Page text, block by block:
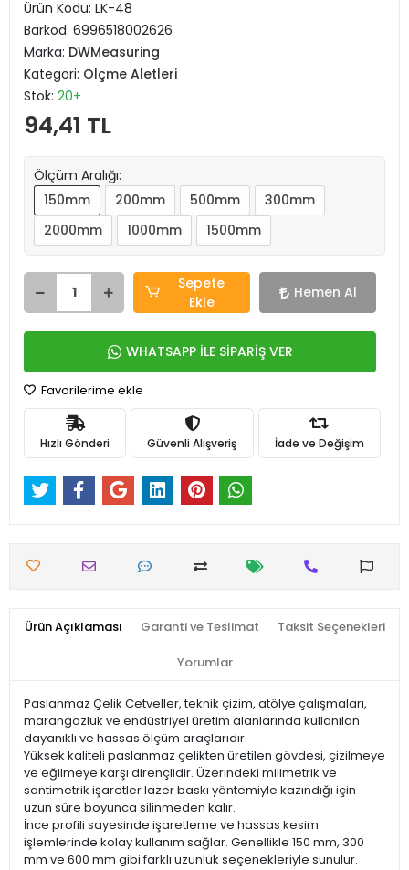
Ürün Kodu: LK-48
Barkod: 6996518002626
Marka: DWMeasuring
Kategori: Ölçme Aletleri
Stok: 20+
94,41 TL
Ölçüm Aralığı:
150mm
200mm 500mm
300mm
2000mm
1000mm 1500mm
Sepete
Ekle
Hemen Al
WHATSAPP İLE SİPARİŞ VER
Favorilerime ekle
Hızlı Gönderi Güvenli Alışveriş İade ve Değişim
Ürün Açıklaması Garanti ve Teslimat Taksit Seçenekleri
Yorumlar
Paslanmaz Çelik Cetveller, teknik çizim, atölye çalışmaları,
marangozluk ve endüstriyel üretim alanlarında kullanılan
dayanıklı ve hassas ölçüm araçlarıdır.
Yüksek kaliteli paslanmaz çelikten üretilen gövdesi, çizilmeye
ve eğilmeye karşı dirençlidir. Üzerindeki milimetrik ve
santimetrik işaretler lazer baskı yöntemiyle kazındığı için
uzun süre boyunca silinmeden kalır.
İnce profili sayesinde işaretleme ve hassas kesim
işlemlerinde kolay kullanım sağlar. Genellikle 150 mm, 300
mm ve 600 mm gibi farklı uzunluk seçenekleriyle sunulur.